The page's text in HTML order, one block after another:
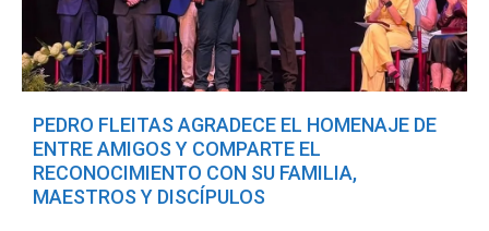
PEDRO FLEITAS AGRADECE EL HOMENAJE DE
ENTRE AMIGOS Y COMPARTE EL
RECONOCIMIENTO CON SU FAMILIA,
MAESTROS Y DISCÍPULOS